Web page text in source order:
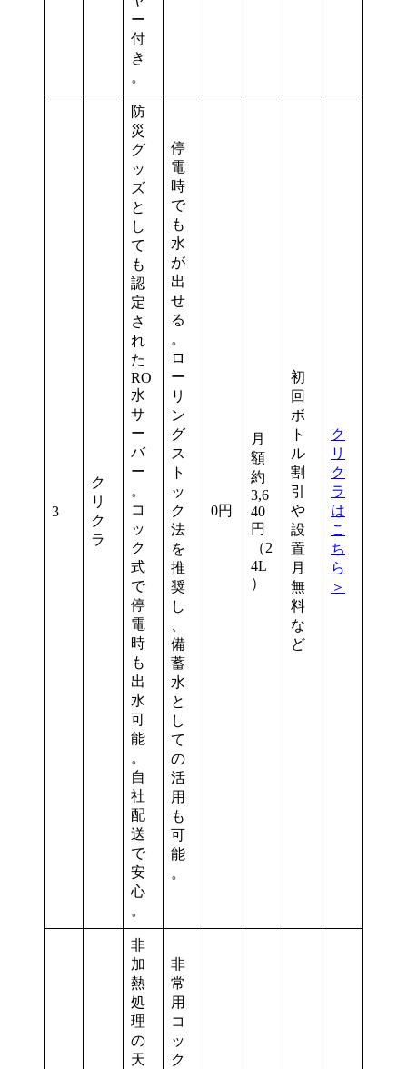
ー
付
き
。
3
ク
リ
ク
ラ
防
災
グ
ッ
ズ
と
し
て
も
認
定
さ
れ
た
RO
水
サ
ー
バ
ー
。
コ
ッ
ク
式
で
停
電
時
も
出
水
可
能
。
自
社
配
送
で
安
心
。
停
電
時
で
も
水
が
出
せ
る
。
ロ
ー
リ
ン
グ
ス
ト
ッ
ク
法
を
推
奨
し
備
蓄
水
と
し
て
の
活
用
も
可
能
。
0円
月
額
約
3,6
40
円
（2
4L
）
初
回
ボ
ト
ル
割
引
や
設
置
月
無
料
な
ど
ク
リ
ク
ラ
は
こ
ち
ら
＞
非
加
熱
処
理
の
天
非
常
用
コ
ッ
ク